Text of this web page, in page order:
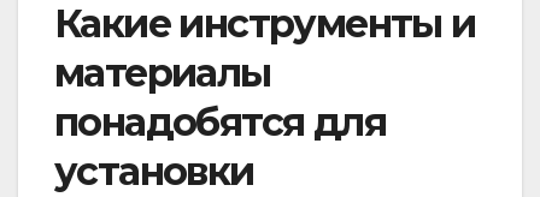
Какие инструменты и
материалы
понадобятся для
установки